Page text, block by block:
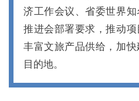
济工作会议、省委世界
推进会部署要求，推动
丰富文旅产品供给，加
目的地。